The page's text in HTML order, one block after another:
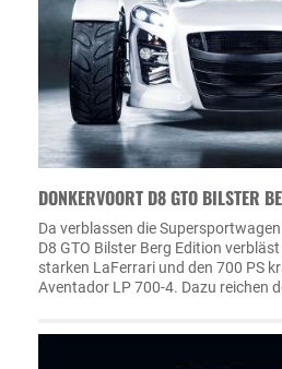
DONKERVOORT D8 GTO BILSTER
Da verblassen die
D8 GTO Bilster Berg Edition
starken LaFerrari und den 700 PS
Aventador LP 700-4. Dazu reichen